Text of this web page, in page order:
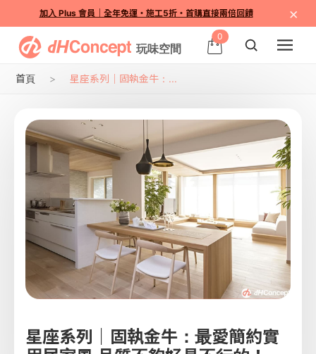
加入 Plus 會員｜全年免運・施工5折・首購直接兩倍回饋 ×
0
首頁 星座系列｜固執金牛：...
星座系列｜固執金牛：最愛簡約實